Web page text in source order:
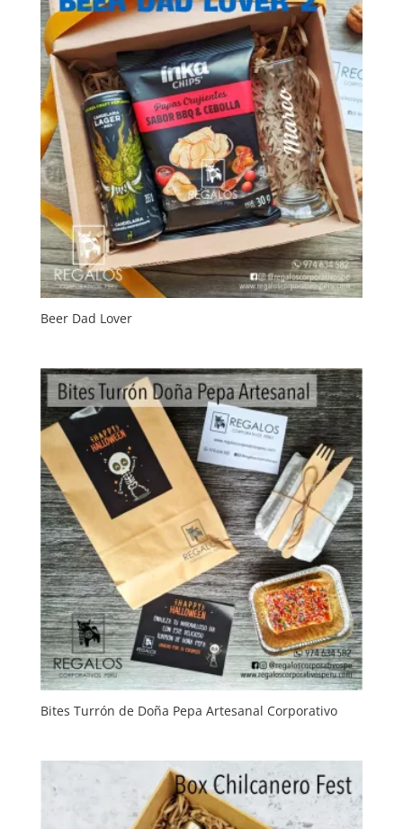
Beer Dad Lover
Bites Turrón de Doña Pepa Artesanal Corporativo